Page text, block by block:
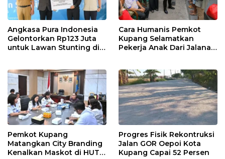
Angkasa Pura Indonesia
Gelontorkan Rp123 Juta
untuk Lawan Stunting di
Cara Humanis Pemkot
Kupang Selamatkan
Pekerja Anak Dari Jalanan
Pemkot Kupang
Matangkan City Branding
Kenalkan Maskot di HUT
Progres Fisik Rekontruksi
Jalan GOR Oepoi Kota
Kupang Capai 52 Persen